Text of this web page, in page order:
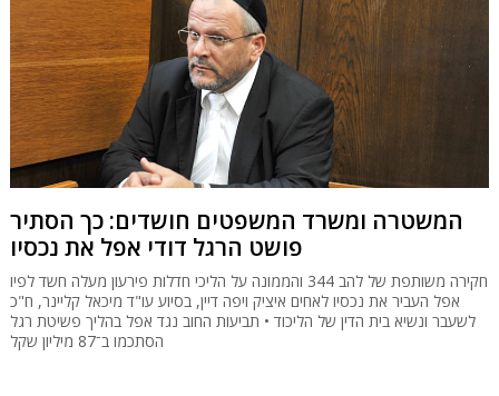
המשטרה ומשרד המשפטים חושדים: כך הסתיר
פושט הרגל דודי אפל את נכסיו
חקירה משותפת של להב 344 והממונה על הליכי חדלות פירעון מעלה חשד לפיו
אפל העביר את נכסיו לאחים איציק ויפה דיין, בסיוע עו"ד מיכאל קליינר, ח"כ
לשעבר ונשיא בית הדין של הליכוד • תביעות החוב נגד אפל בהליך פשיטת רגל
הסתכמו ב־87 מיליון שקל